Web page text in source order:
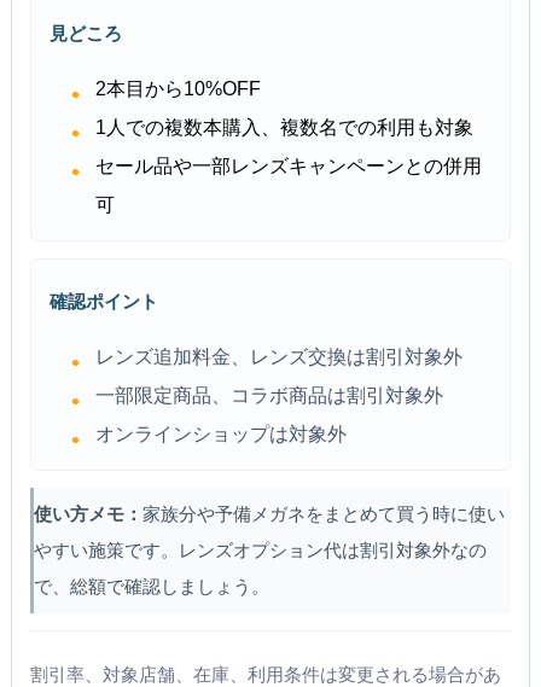
見どころ
2本目から10%OFF
1人での複数本購入、複数名での利用も対象
セール品や一部レンズキャンペーンとの併用
可
確認ポイント
レンズ追加料金、レンズ交換は割引対象外
一部限定商品、コラボ商品は割引対象外
オンラインショップは対象外
使い方メモ： 家族分や予備メガネをまとめて買う時に使い
やすい施策です。レンズオプション代は割引対象外なの
で、総額で確認しましょう。
割引率、対象店舗、在庫、利用条件は変更される場合があ